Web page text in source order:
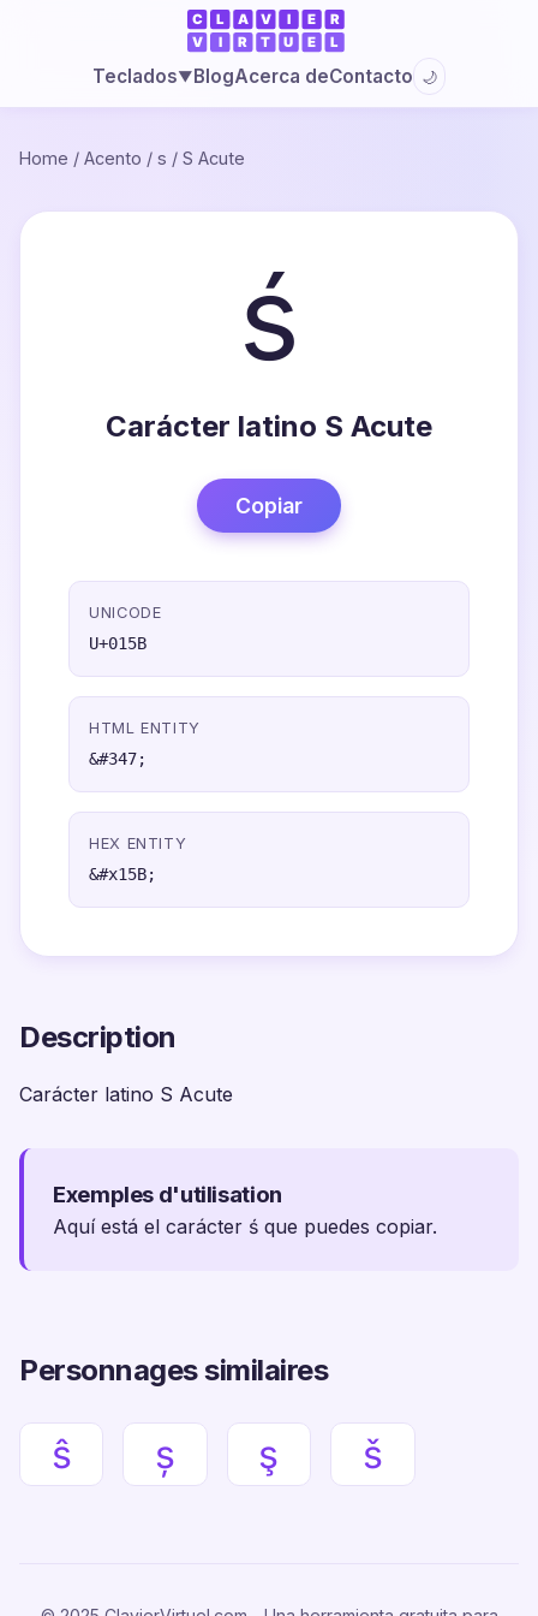
Teclados▼BlogAcerca deContacto 🌙
Home / Acento / s / S Acute
ś
Carácter latino S Acute
Copiar
UNICODE
U+015B
HTML ENTITY
&#347;
HEX ENTITY
&#x15B;
Description
Carácter latino S Acute
Exemples d'utilisation
Aquí está el carácter ś que puedes copiar.
Personnages similaires
ŝ ș ş š